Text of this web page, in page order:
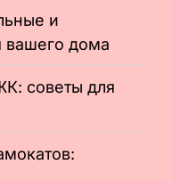
и
вашего дома
советы для